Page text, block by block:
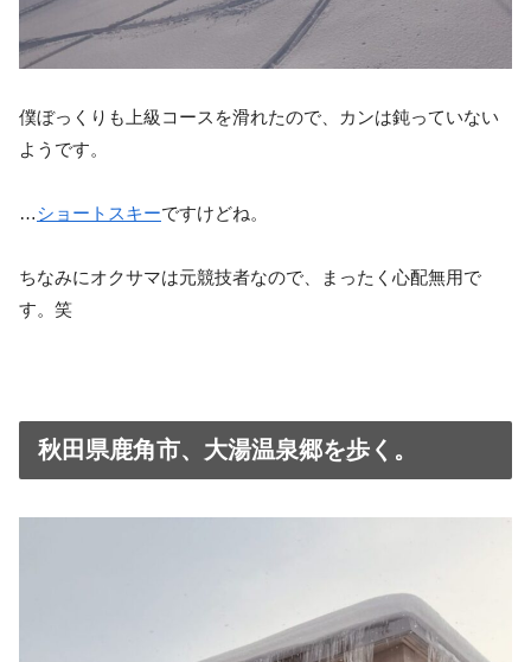
僕ぼっくりも上級コースを滑れたので、カンは鈍っていない
ようです。
…ショートスキーですけどね。
ちなみにオクサマは元競技者なので、まったく心配無用で
す。笑
秋田県鹿角市、大湯温泉郷を歩く。